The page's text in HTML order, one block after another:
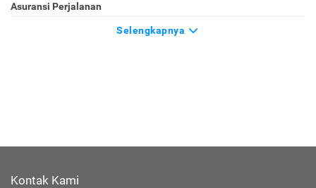
Asuransi Perjalanan
Selengkapnya
Kontak Kami